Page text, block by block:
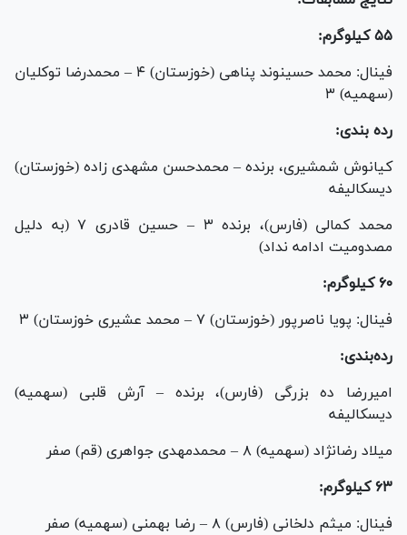
۵۵ کیلوگرم:
فینال: محمد حسینوند پناهی (خوزستان) ۴ – محمدرضا توکلیان
(سهمیه) ۳
رده بندی:
کیانوش شمشیری، برنده – محمدحسن مشهدی زاده (خوزستان)
دیسکالیفه
محمد کمالی (فارس)، برنده ۳ – حسین قادری ۷ (به دلیل
مصدومیت ادامه نداد)
۶۰ کیلوگرم:
فینال: پویا ناصرپور (خوزستان) ۷ – محمد عشیری خوزستان) ۳
رده‌بندی:
امیررضا ده بزرگی (فارس)، برنده – آرش قلبی (سهمیه)
دیسکالیفه
میلاد رضانژاد (سهمیه) ۸ – محمدمهدی جواهری (قم) صفر
۶۳ کیلوگرم:
فینال: میثم دلخانی (فارس) ۸ – رضا بهمنی (سهمیه) صفر